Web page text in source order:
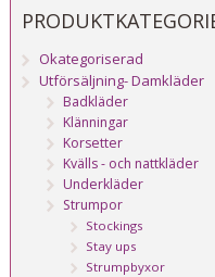
Okategoriserad
Utförsäljning- Damkläder
Badkläder
Klänningar
Korsetter
Kvälls - och nattkläder
Underkläder
Strumpor
Stockings
Stay ups
Strumpbyxor